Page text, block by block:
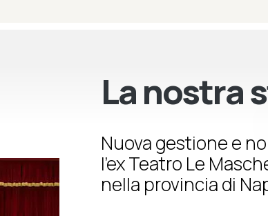
La nostra
Nuova gestione e
l’ex Teatro Le
nella provincia di